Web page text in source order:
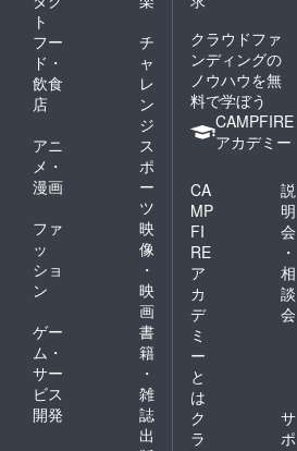
ト
フー
ド・
飲食
店
チ
ャ
レ
ン
ジ
アニ
メ・
漫画
ス
ポ
ー
ツ
ファ
ッ
ショ
ン
映
像
・
映
画
ゲー
ム・
サー
ビス
開発
書
籍
・
雑
誌
出
クラウドファ
ンディングの
ノウハウを無
料で学ぼう
CAMPFIRE
アカデミー
CA
MP
FI
RE
ア
カ
デ
ミ
ー
と
は
説
明
会
・
相
談
会
ク
ラ
サ
ポ